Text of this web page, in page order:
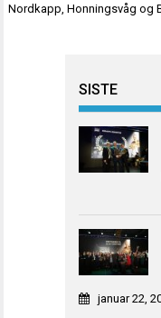
Nordkapp, Honningsvåg og
SISTE
januar 22,